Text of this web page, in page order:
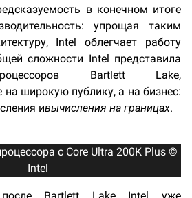
в конечном итоге
упрощая таким
Intel облегчает работу
сложности Intel представила
Bartlett Lake,
на широкую публику, а на бизнес:
ивычисления на границах.
с Core Ultra 200K Plus ©
Intel
Bartlett Lake Intel уже